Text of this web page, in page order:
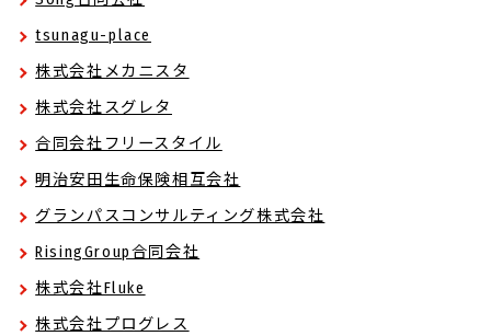
tsunagu-place
株式会社メカニスタ
株式会社スグレタ
合同会社フリースタイル
明治安田生命保険相互会社
グランパスコンサルティング株式会社
RisingGroup合同会社
株式会社Fluke
株式会社プログレス